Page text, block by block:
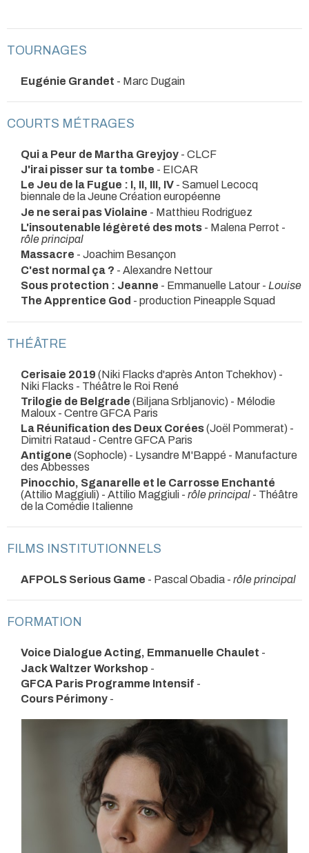
TOURNAGES
Eugénie Grandet - Marc Dugain
COURTS MÉTRAGES
Qui a Peur de Martha Greyjoy - CLCF
J'irai pisser sur ta tombe - EICAR
Le Jeu de la Fugue : I, II, III, IV - Samuel Lecocq
biennale de la Jeune Création européenne
Je ne serai pas Violaine - Matthieu Rodriguez
L'insoutenable légèreté des mots - Malena Perrot -
rôle principal
Massacre - Joachim Besançon
C'est normal ça ? - Alexandre Nettour
Sous protection : Jeanne - Emmanuelle Latour - Louise
The Apprentice God - production Pineapple Squad
THÉÂTRE
Cerisaie 2019 (Niki Flacks d'après Anton Tchekhov) -
Niki Flacks - Théâtre le Roi René
Trilogie de Belgrade (Biljana Srbljanovic) - Mélodie
Maloux - Centre GFCA Paris
La Réunification des Deux Corées(Joël Pommerat) -
Dimitri Rataud - Centre GFCA Paris
Antigone (Sophocle) - Lysandre M'Bappé - Manufacture
des Abbesses
Pinocchio, Sganarelle et le Carrosse Enchanté
(Attilio Maggiuli) - Attilio Maggiuli - rôle principal - Théâtre
de la Comédie Italienne
FILMS INSTITUTIONNELS
AFPOLS Serious Game - Pascal Obadia - rôle principal
FORMATION
Voice Dialogue Acting, Emmanuelle Chaulet -
Jack Waltzer Workshop -
GFCA Paris Programme Intensif -
Cours Périmony -